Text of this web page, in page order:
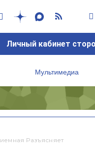
Личный кабинет
Мультимедиа
Разъясняет